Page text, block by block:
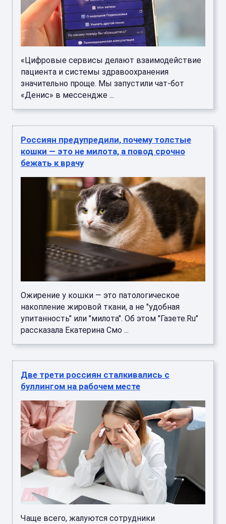
«Цифровые сервисы делают взаимодействие
пациента и системы здравоохранения
значительно проще. Мы запустили чат-бот
«Денис» в мессендже ...
Россиян предупредили, почему толстые
кошки — это не милота, а повод срочно
бежать к врачу
Ожирение у кошки — это патологическое
накопление жировой ткани, а не "удобная
упитанность" или "милота". Об этом "Газете.Ru"
рассказала Екатерина Смо ...
Две трети россиян сталкивались с
буллингом на рабочем месте
Чаще всего, жалуются сотрудники